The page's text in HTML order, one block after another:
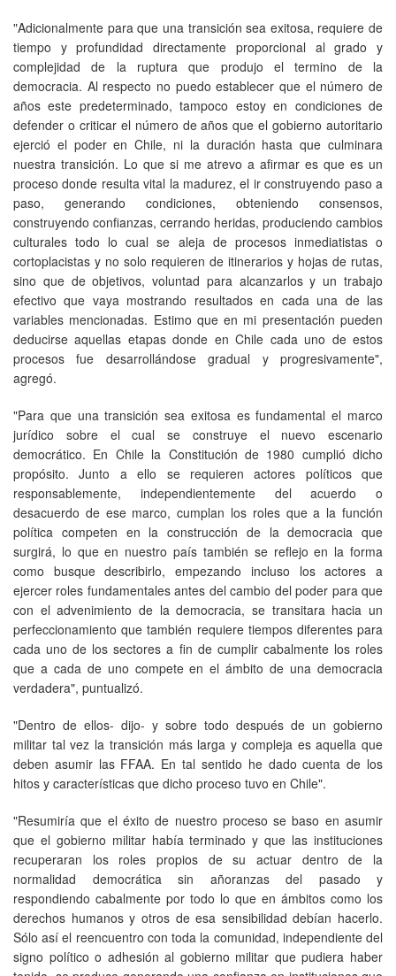
"Adicionalmente para que una transición sea exitosa, requiere de
tiempo y profundidad directamente proporcional al grado y
complejidad de la ruptura que produjo el termino de la
democracia. Al respecto no puedo establecer que el número de
años este predeterminado, tampoco estoy en condiciones de
defender o criticar el número de años que el gobierno autoritario
ejerció el poder en Chile, ni la duración hasta que culminara
nuestra transición. Lo que si me atrevo a afirmar es que es un
proceso donde resulta vital la madurez, el ir construyendo paso a
paso, generando condiciones, obteniendo consensos,
construyendo confianzas, cerrando heridas, produciendo cambios
culturales todo lo cual se aleja de procesos inmediatistas o
cortoplacistas y no solo requieren de itinerarios y hojas de rutas,
sino que de objetivos, voluntad para alcanzarlos y un trabajo
efectivo que vaya mostrando resultados en cada una de las
variables mencionadas. Estimo que en mi presentación pueden
deducirse aquellas etapas donde en Chile cada uno de estos
procesos fue desarrollándose gradual y progresivamente",
agregó.
"Para que una transición sea exitosa es fundamental el marco
jurídico sobre el cual se construye el nuevo escenario
democrático. En Chile la Constitución de 1980 cumplió dicho
propósito. Junto a ello se requieren actores políticos que
responsablemente, independientemente del acuerdo o
desacuerdo de ese marco, cumplan los roles que a la función
política competen en la construcción de la democracia que
surgirá, lo que en nuestro país también se reflejo en la forma
como busque describirlo, empezando incluso los actores a
ejercer roles fundamentales antes del cambio del poder para que
con el advenimiento de la democracia, se transitara hacia un
perfeccionamiento que también requiere tiempos diferentes para
cada uno de los sectores a fin de cumplir cabalmente los roles
que a cada de uno compete en el ámbito de una democracia
verdadera", puntualizó.
"Dentro de ellos- dijo- y sobre todo después de un gobierno
militar tal vez la transición más larga y compleja es aquella que
deben asumir las FFAA. En tal sentido he dado cuenta de los
hitos y características que dicho proceso tuvo en Chile".
"Resumiría que el éxito de nuestro proceso se baso en asumir
que el gobierno militar había terminado y que las instituciones
recuperaran los roles propios de su actuar dentro de la
normalidad democrática sin añoranzas del pasado y
respondiendo cabalmente por todo lo que en ámbitos como los
derechos humanos y otros de esa sensibilidad debían hacerlo.
Sólo así el reencuentro con toda la comunidad, independiente del
signo político o adhesión al gobierno militar que pudiera haber